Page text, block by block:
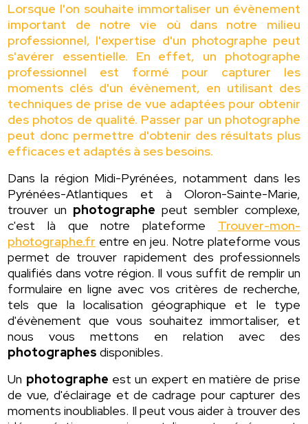
Lorsque l'on souhaite immortaliser un évènement
important de notre vie où dans notre milieu
professionnel, l'expertise d'un photographe peut
s'avérer essentielle. En effet, un photographe
professionnel est formé pour capturer les
moments clés d'un évènement, en utilisant des
techniques de prise de vue adaptées pour obtenir
des photos de qualité. Passer par un photographe
peut donc permettre d'obtenir des résultats plus
efficaces et adaptés à ses besoins.
Dans la région Midi-Pyrénées, notamment dans les
Pyrénées-Atlantiques et à Oloron-Sainte-Marie,
trouver un photographe peut sembler complexe,
c'est là que notre plateforme Trouver-mon-
photographe.fr entre en jeu. Notre plateforme vous
permet de trouver rapidement des professionnels
qualifiés dans votre région. Il vous suffit de remplir un
formulaire en ligne avec vos critères de recherche,
tels que la localisation géographique et le type
d'évènement que vous souhaitez immortaliser, et
nous vous mettons en relation avec des
photographes disponibles.
Un photographe est un expert en matière de prise
de vue, d'éclairage et de cadrage pour capturer des
moments inoubliables. Il peut vous aider à trouver des